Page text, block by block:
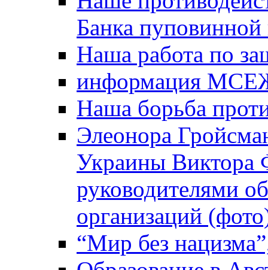
Банка
Наша работа по
информация
Наша борьба
Элеонора
Украины Виктора
руководителями
организаций
“Мир без